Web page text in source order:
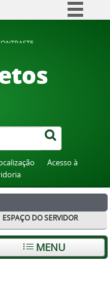
Participe
Acesso à informação
Canais
Acesso à
ESPAÇO DO SERVIDOR
MENU